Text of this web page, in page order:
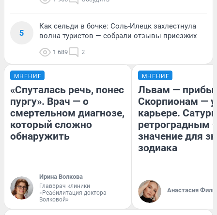
5
Как сельди в бочке: Соль-Илецк захлестнула
волна туристов — собрали отзывы приезжих
1 689 2
МНЕНИЕ
«Спуталась речь, понес
пургу». Врач — о
смертельном диагнозе,
который сложно
обнаружить
Ирина Волкова
Главврач клиники
«Реабилитация доктора
Волковой»
МНЕНИЕ
Львам —
Скорпионам —
карьере.
ретроградным
значение для
зодиака
Анастасия